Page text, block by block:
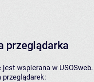
przeglądarka
jest wspierana w
przeglądarek: